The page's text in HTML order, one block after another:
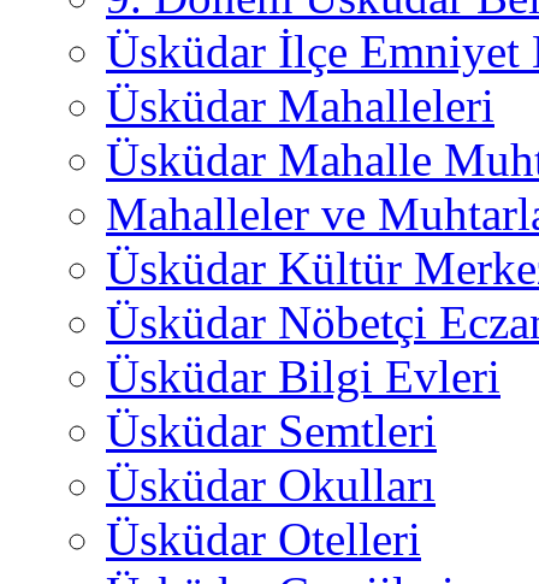
Üsküdar İlçe
Üsküdar Mahalleleri
Üsküdar Mahalle
Mahalleler ve
Üsküdar Kültür
Üsküdar Nöbetçi
Üsküdar Bilgi Evleri
Üsküdar Semtleri
Üsküdar Okulları
Üsküdar Otelleri